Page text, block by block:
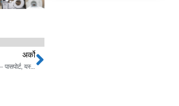
अर्को
अब ई— पासपोर्ट, यस्तो बन्नेछ !Next